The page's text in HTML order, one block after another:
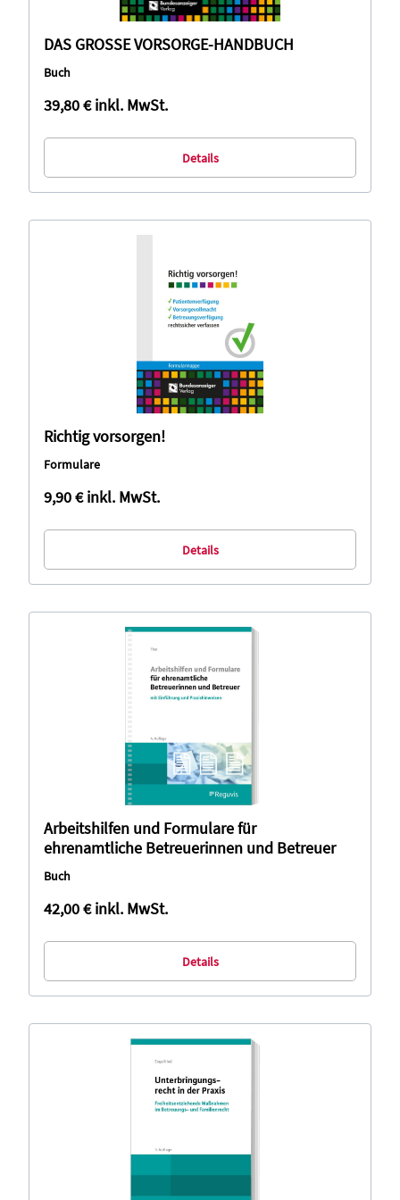
DAS GROSSE VORSORGE-HANDBUCH
Buch
39,80 €inkl. MwSt.
Details
Richtig vorsorgen!
Formulare
9,90 €inkl. MwSt.
Details
Arbeitshilfen und Formulare für
ehrenamtliche Betreuerinnen und Betreuer
Buch
42,00 €inkl. MwSt.
Details